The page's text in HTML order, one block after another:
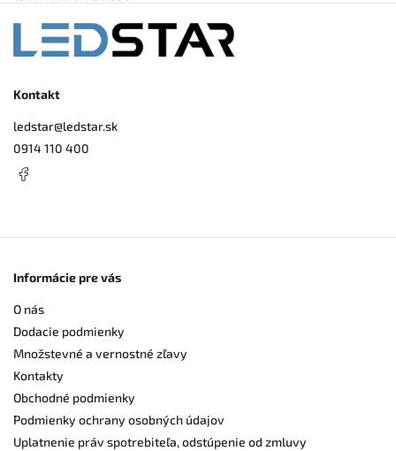
Kontakt
ledstar@ledstar.sk
0914 110 400
Informácie pre vás
O nás
Dodacie podmienky
Množstevné a vernostné zľavy
Kontakty
Obchodné podmienky
Podmienky ochrany osobných údajov
Uplatnenie práv spotrebiteľa, odstúpenie od zmluvy